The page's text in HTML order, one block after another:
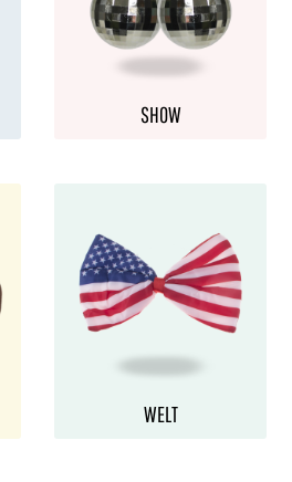
SHOW
WELT